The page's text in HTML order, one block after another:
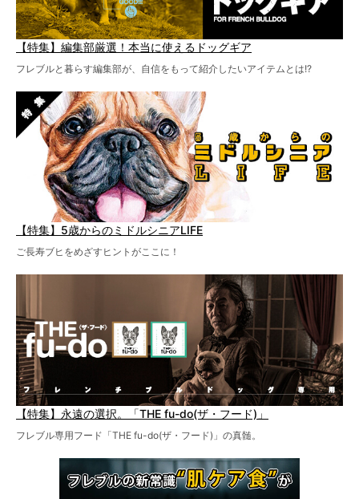
【特集】編集部厳選！本当に使えるドッグギア
フレブルと暮らす編集部が、自信をもって紹介したいアイテムとは!?
【特集】5歳からのミドルシニアLIFE
ご長寿ブヒをめざすヒントがここに！
【特集】永遠の選択。「THE fu-do(ザ・フード)」
フレブル専用フード「THE fu-do(ザ・フード)」の真髄。